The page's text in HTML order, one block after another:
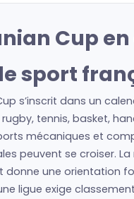
Cup
sport
s’inscrit dans un
tennis, basket,
mécaniques et
peuvent se croiser. La
donne une orientation
ligue exige